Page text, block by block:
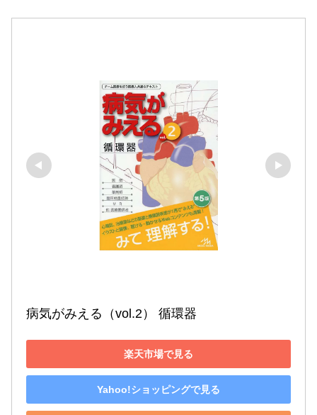
病気がみえる（vol.2） 循環器
楽天市場で見る
Yahoo!ショッピングで見る